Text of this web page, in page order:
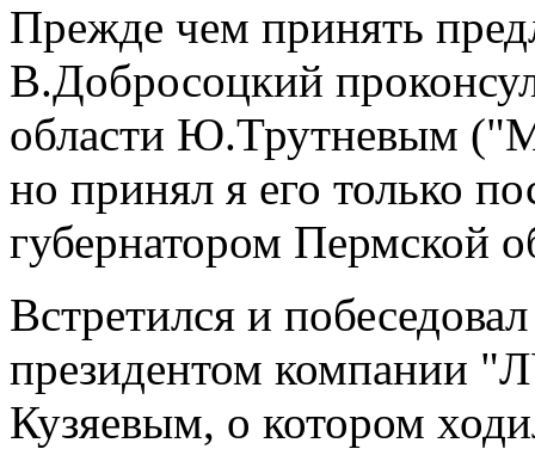
Прежде чем принять
В.Добросоцкий
области Ю.Трутневым
но принял я его только
губернатором Пермской
Встретился и
президентом компании
Кузяевым, о котором